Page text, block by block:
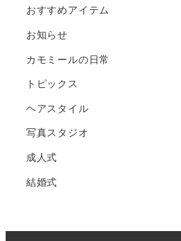
おすすめアイテム
お知らせ
カモミールの日常
トピックス
ヘアスタイル
写真スタジオ
成人式
結婚式